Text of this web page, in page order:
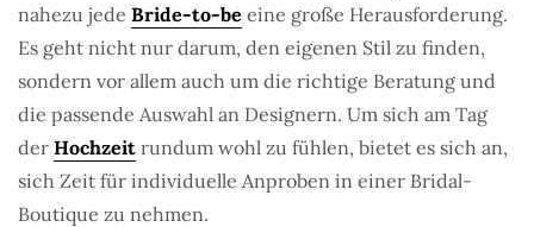
nahezu jede Bride-to-be eine große Herausforderung.
Es geht nicht nur darum, den eigenen Stil zu finden,
sondern vor allem auch um die richtige Beratung und
die passende Auswahl an Designern. Um sich am Tag
der Hochzeit rundum wohl zu fühlen, bietet es sich an,
sich Zeit für individuelle Anproben in einer Bridal-
Boutique zu nehmen.